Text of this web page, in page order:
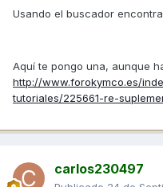
Usando el buscador
Aquí te pongo una, aunque
http://www.forokymco.es/
tutoriales/225661-re-
carlos230497